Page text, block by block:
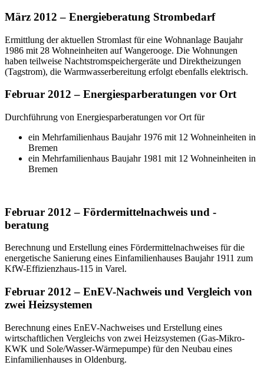
März 2012 – Energieberatung Strombedarf
Ermittlung der aktuellen Stromlast für eine Wohnanlage Baujahr
1986 mit 28 Wohneinheiten auf Wangerooge. Die Wohnungen
haben teilweise Nachtstromspeichergeräte und Direktheizungen
(Tagstrom), die Warmwasserbereitung erfolgt ebenfalls elektrisch.
Februar 2012 – Energiesparberatungen vor Ort
Durchführung von Energiesparberatungen vor Ort für
ein Mehrfamilienhaus Baujahr 1976 mit 12 Wohneinheiten in
Bremen
ein Mehrfamilienhaus Baujahr 1981 mit 12 Wohneinheiten in
Bremen
Februar 2012 – Fördermittelnachweis und -
beratung
Berechnung und Erstellung eines Fördermittelnachweises für die
energetische Sanierung eines Einfamilienhauses Baujahr 1911 zum
KfW-Effizienzhaus-115 in Varel.
Februar 2012 – EnEV-Nachweis und Vergleich von
zwei Heizsystemen
Berechnung eines EnEV-Nachweises und Erstellung eines
wirtschaftlichen Vergleichs von zwei Heizsystemen (Gas-Mikro-
KWK und Sole/Wasser-Wärmepumpe) für den Neubau eines
Einfamilienhauses in Oldenburg.